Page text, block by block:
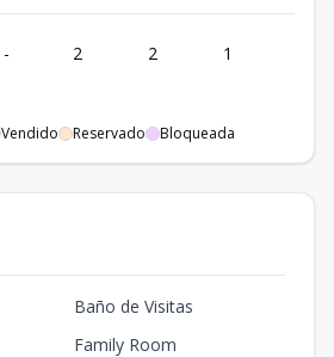
- 2 2 1
Vendido Reservado Bloqueada
Baño de Visitas
Family Room